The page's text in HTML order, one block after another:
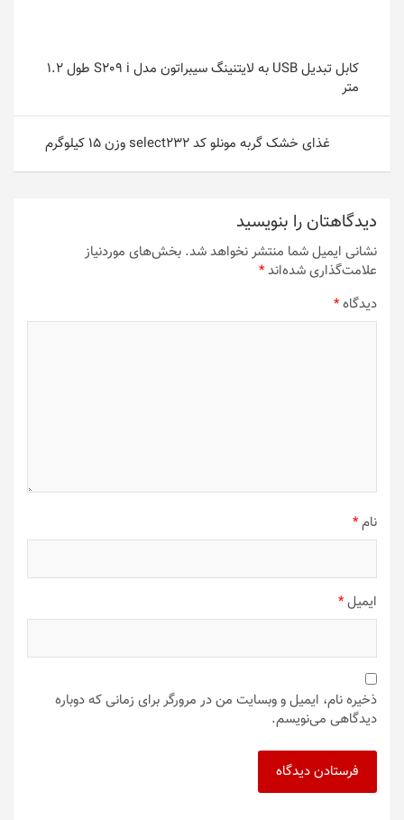
راهبری
نوشته
کابل تبدیل USB به لایتنینگ سیبراتون مدل S209 i طول 1.2
متر
غذای خشک گربه مونلو کد select232 وزن 15 کیلوگرم
دیدگاهتان را بنویسید
نشانی ایمیل شما منتشر نخواهد شد.بخش‌های موردنیاز
علامت‌گذاری شده‌اند*
دیدگاه*
نام*
ایمیل*
ذخیره نام، ایمیل و وبسایت من در مرورگر برای زمانی که دوباره
دیدگاهی می‌نویسم.